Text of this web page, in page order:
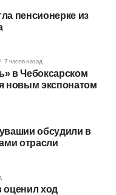
пенсионерке из
7 часов назад
в Чебоксарском
новым экспонатом
обсудили в
отрасли
оценил ход